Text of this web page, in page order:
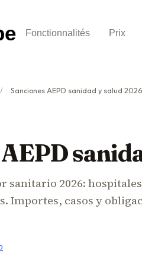
Fonctionnalités Prix
Sanciones AEPD sanidad y salud 2026
sanitario 2026:
Importes, casos y